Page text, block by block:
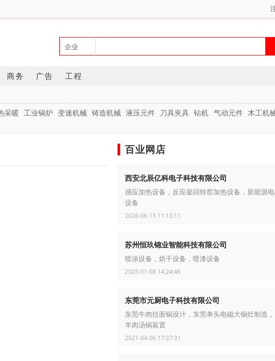
商务 广告 工程
采暖 工业锅炉 变速机械 铸造机械 液压元件 刀具夹具 钻机 气动元件 木工机
百业网店
西安北辰亿科电子科技有限公司
感应加热设备，反应釜回转窑加热设备，新能源
设备
2026-06-15 11:13:11
苏州恒玖锦业智能科技有限公司
喷涂设备，烘干设备，喷漆设备
2025-01-08 14:24:46
东莞市元厨电子科技有限公司
东莞牛肉拉面锅设计，东莞单头电磁大锅灶制造
羊肉汤锅装置
2021-04-06 17:37:31